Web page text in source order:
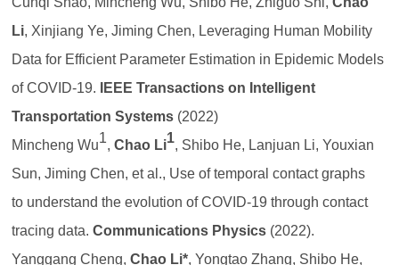
Li, Xinjiang Ye, Jiming Chen, Leveraging Human Mobility
Data for Efficient Parameter Estimation in Epidemic Models
of COVID-19.
IEEE Transactions on Intelligent
Transportation Systems (2022)
Mincheng Wu1,Chao Li1, Shibo He, Lanjuan Li, Youxian
Sun, Jiming Chen, et al., Use of temporal contact graphs
to understand the evolution of COVID-19 through contact
tracing data. Communications Physics (2022).
Yanggang Cheng,Chao Li*, Yongtao Zhang, Shibo He,